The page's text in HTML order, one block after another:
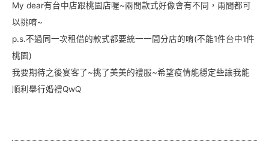
My dear有台中店跟桃園店喔~兩間款式好像會有不同，兩間都可
以挑唷~
p.s.不過同一次租借的款式都要統一一間分店的唷(不能1件台中1件
桃園)
我要期待之後宴客了~挑了美美的禮服~希望疫情能穩定些讓我能
順利舉行婚禮QwQ